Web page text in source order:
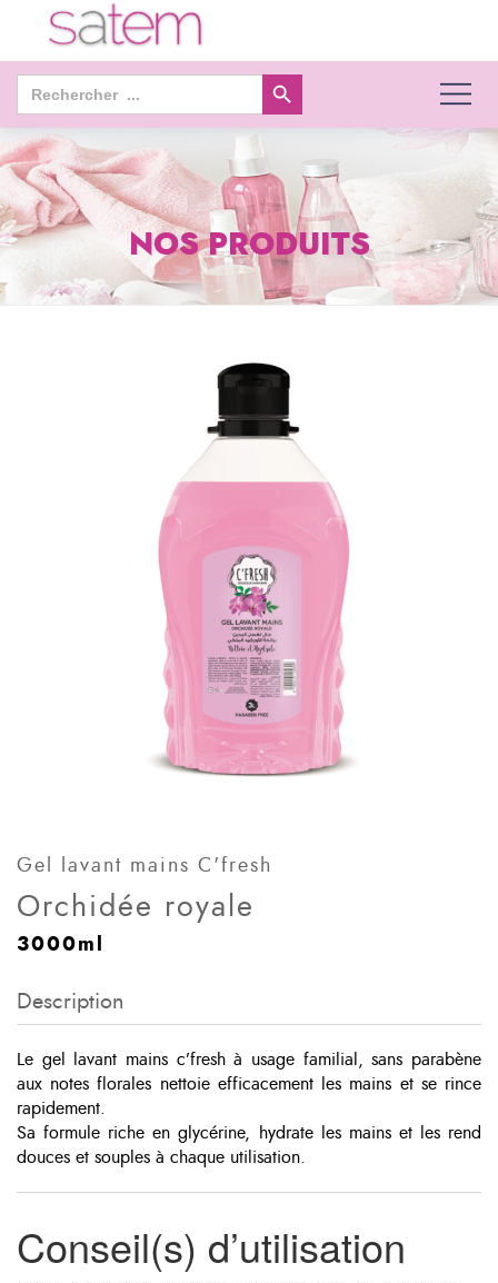
Search
for:
Search Button
NOS PRODUITS
Gel lavant mains C'fresh
Orchidée royale
3000ml
Description
Le gel lavant mains c’fresh à usage familial, sans parabène
aux notes florales nettoie efficacement les mains et se rince
rapidement.
Sa formule riche en glycérine, hydrate les mains et les rend
douces et souples à chaque utilisation.
Conseil(s) d’utilisation